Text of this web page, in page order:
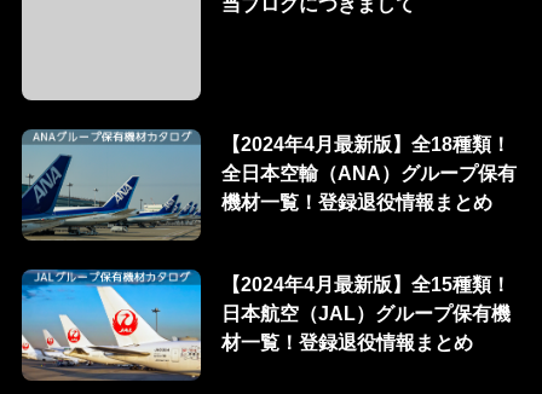
【2024年4月最新版】全18種類！
全日本空輸（ANA）グループ保有
機材一覧！登録退役情報まとめ
【2024年4月最新版】全15種類！
日本航空（JAL）グループ保有機
材一覧！登録退役情報まとめ